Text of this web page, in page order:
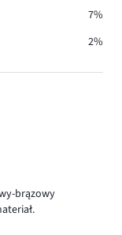
brązowy
7%
2%